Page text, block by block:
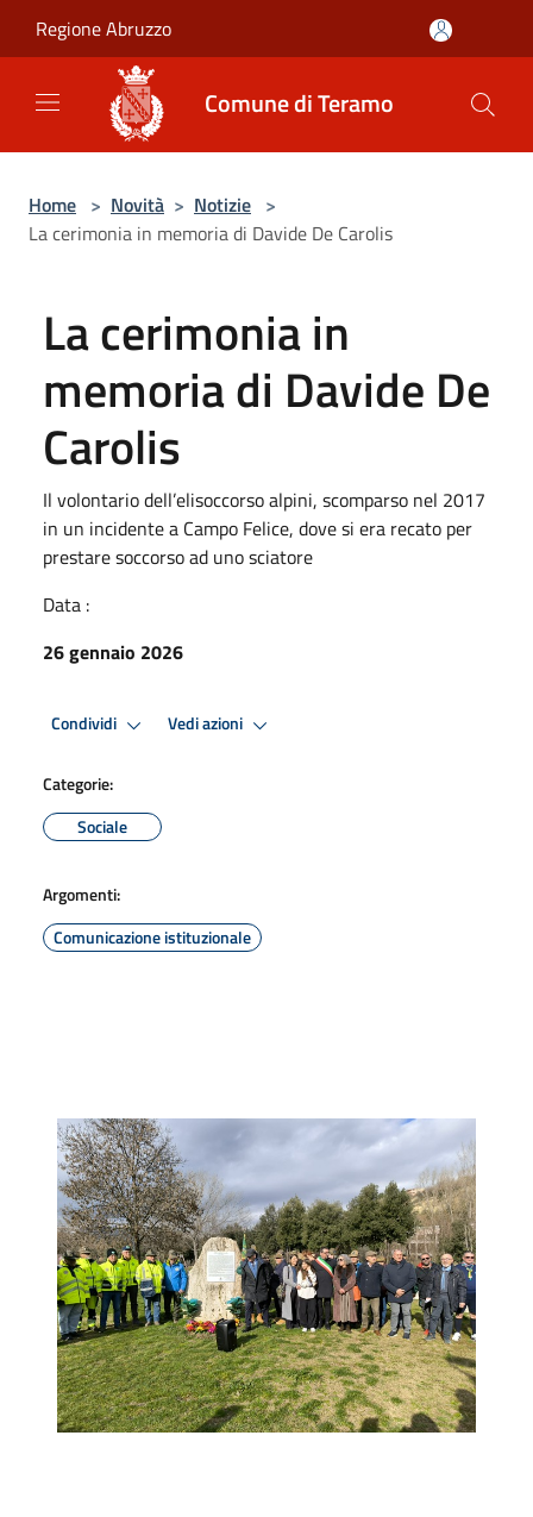
Regione Abruzzo
Comune di Teramo
Home > Novità > Notizie >
La cerimonia in memoria di Davide De Carolis
La cerimonia in
memoria di Davide De
Carolis
Il volontario dell’elisoccorso alpini, scomparso nel 2017
in un incidente a Campo Felice, dove si era recato per
prestare soccorso ad uno sciatore
Data :
26 gennaio 2026
Condividi Vedi azioni
Categorie:
Sociale
Argomenti:
Comunicazione istituzionale